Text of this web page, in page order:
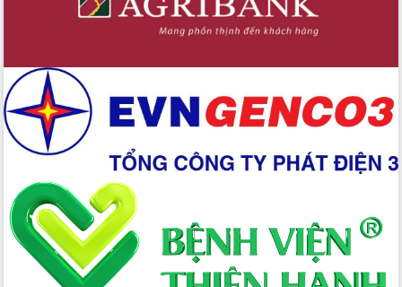
đấu có 77% xã đạt chuẩn nông thôn
Triển khai đồng bộ đo đạc, lập hồ sơ
địa chính, hoàn thiện cơ sở dữ liệu đất
đai
Ứng dụng sinh trắc học - Bước tiến
trong hành trình chuyển đổi số tại Đắk
Đắk Lắk nâng cao hiệu quả công tác
Đảng từ Sổ tay đảng viên điện tử
Đắk Lắk đẩy mạnh nuôi biển công
nghệ, hướng tới phát triển thủy sản
bền vững